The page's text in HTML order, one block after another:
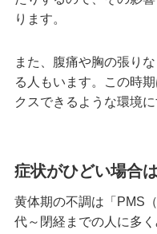
ります。
また、腹痛や胸の張り
る人もいます。この時
クスできるような環境
症状がひどい場合
黄体期の不調は「PMS
代～閉経までの人に多